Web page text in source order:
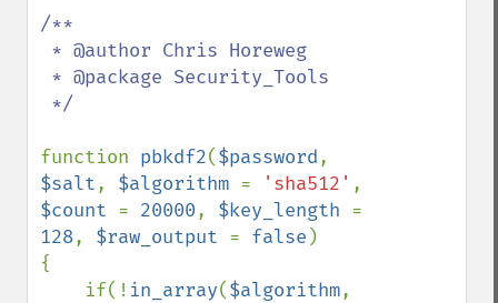
/**
function pbkdf2($password
$salt, $algorithm = 'sha512'
$count = 20000, $key_length
128, $raw_output = false )
{
    if(!
in_array($algorithm